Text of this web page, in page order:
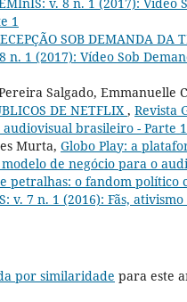
1
SOB DEMANDA DA
n. 1 (2017): Vídeo Sob
Salgado, Emmanuelle
DE NETFLIX , Revista
brasileiro - Parte 1
Murta, Globo Play: a
de negócio para o
petralhas: o fandom político
v. 7 n. 1 (2016): Fãs,
por similaridade para este